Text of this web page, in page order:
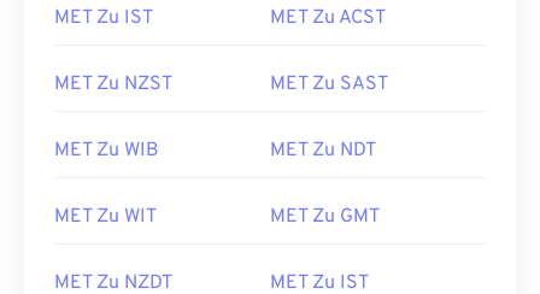
MET Zu IST MET Zu ACST
MET Zu NZST MET Zu SAST
MET Zu WIB MET Zu NDT
MET Zu WIT MET Zu GMT
MET Zu NZDT MET Zu IST